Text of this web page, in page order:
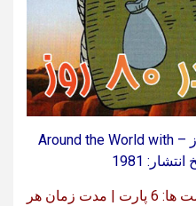
نام کارتون: دور دنیا در 80 روز – Around the World with
زبان: دوبله فارسی | تعداد قسمت ها: 6 پارت | مدت زمان هر